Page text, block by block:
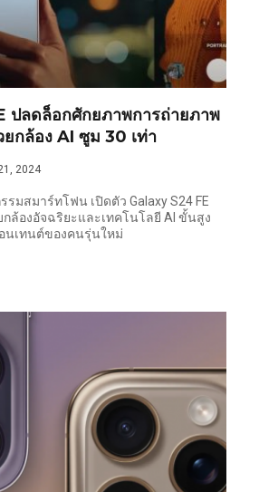
ปลดล็อกศักยภาพการถ่ายภาพ
กล้อง AI ซูม 30 เท่า
2024
มสมาร์ทโฟน เปิดตัว Galaxy S24 FE
ล้องอัจฉริยะและเทคโนโลยี AI ขั้นสูง
นเทนต์ของคนรุ่นใหม่